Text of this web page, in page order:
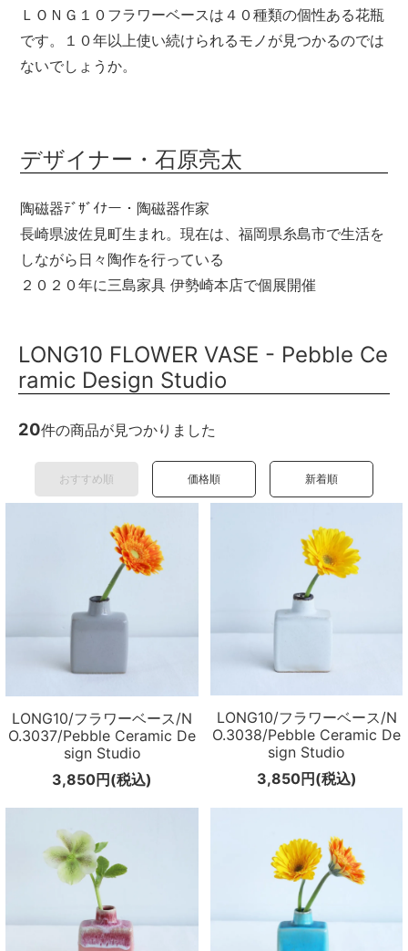
ＬＯＮＧ１０フラワーベースは４０種類の個性ある花瓶
です。１０年以上使い続けられるモノが見つかるのでは
ないでしょうか。
デザイナー・石原亮太
陶磁器ﾃﾞｻﾞｲﾅー・陶磁器作家
長崎県波佐見町生まれ。現在は、福岡県糸島市で生活を
しながら日々陶作を行っている
２０２０年に三島家具 伊勢崎本店で個展開催
LONG10 FLOWER VASE - Pebble Ce
ramic Design Studio
20件の商品が見つかりました
おすすめ順 価格順 新着順
LONG10/フラワーベース/N
O.3037/Pebble Ceramic De
sign Studio
3,850円(税込)
LONG10/フラワーベース/N
O.3038/Pebble Ceramic De
sign Studio
3,850円(税込)